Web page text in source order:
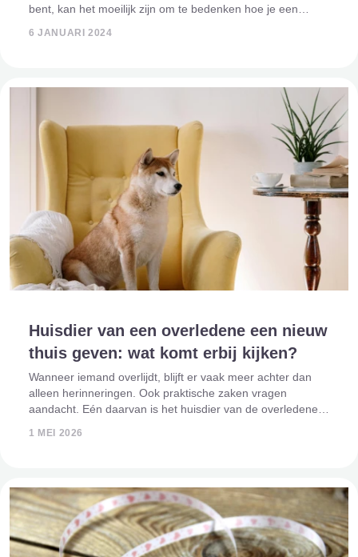
bent, kan het moeilijk zijn om te bedenken hoe je een
6 JANUARI 2024
Huisdier van een overledene een nieuw
thuis geven: wat komt erbij kijken?
Wanneer iemand overlijdt, blijft er vaak meer achter dan
alleen herinneringen. Ook praktische zaken vragen
aandacht. Eén daarvan is het huisdier van de overledene.
1 MEI 2026